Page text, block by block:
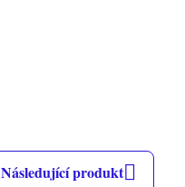
Následující produkt